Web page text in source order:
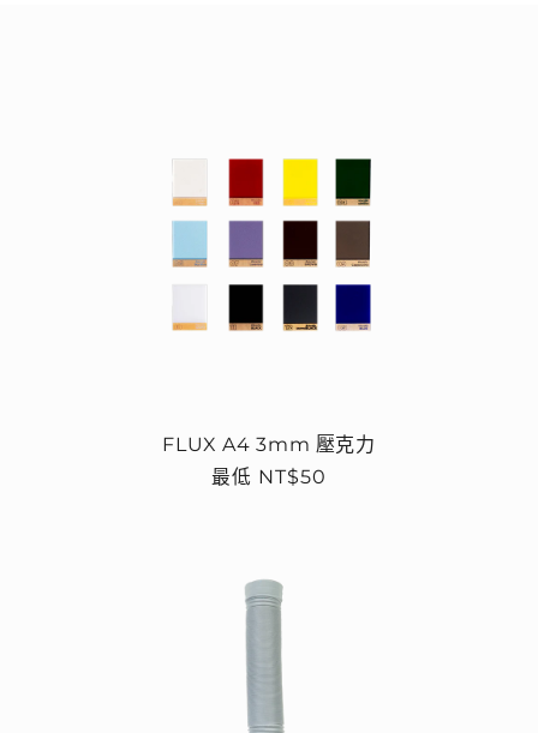
FLUX A4 3mm 壓克力
定
最低 NT$50